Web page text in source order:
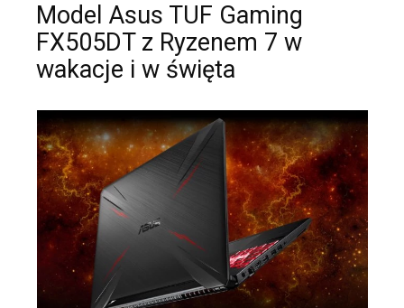
Model Asus TUF Gaming
FX505DT z Ryzenem 7 w
wakacje i w święta